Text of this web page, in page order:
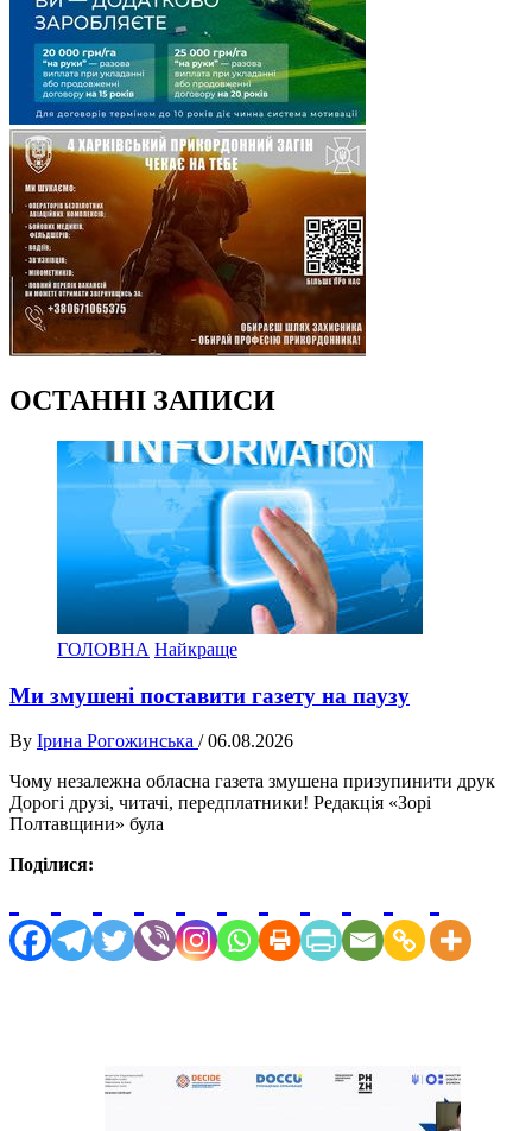
ОСТАННІ ЗАПИСИ
ГОЛОВНА Найкраще
Ми змушені поставити газету на паузу
By Ірина Рогожинська / 06.08.2026
Чому незалежна обласна газета змушена призупинити друк
Дорогі друзі, читачі, передплатники! Редакція «Зорі
Полтавщини» була
Поділися: